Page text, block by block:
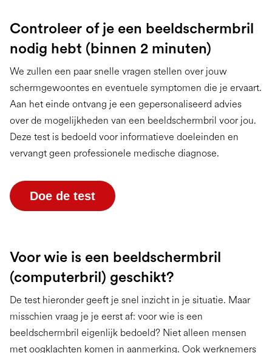
Controleer of je een beeldschermbril
nodig hebt (binnen 2 minuten)
We zullen een paar snelle vragen stellen over jouw
schermgewoontes en eventuele symptomen die je ervaart.
Aan het einde ontvang je een gepersonaliseerd advies
over de mogelijkheden van een beeldschermbril voor jou.
Deze test is bedoeld voor informatieve doeleinden en
vervangt geen professionele medische diagnose.
Doe de test
Voor wie is een beeldschermbril
(computerbril) geschikt?
De test hieronder geeft je snel inzicht in je situatie. Maar
misschien vraag je je eerst af: voor wie is een
beeldschermbril eigenlijk bedoeld? Niet alleen mensen
met oogklachten komen in aanmerking. Ook werknemers